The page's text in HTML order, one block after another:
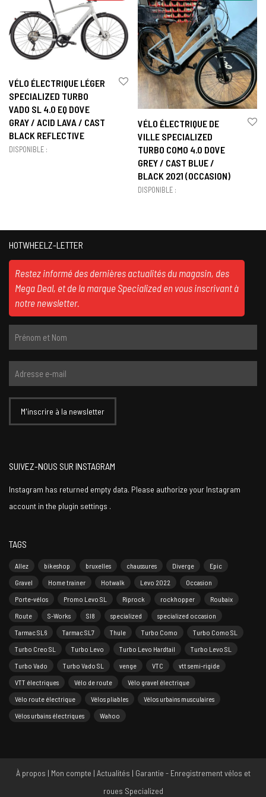
VÉLO ÉLECTRIQUE LÉGER
SPECIALIZED TURBO
VADO SL 4.0 EQ DOVE
GRAY / ACID LAVA / CAST
BLACK REFLECTIVE
DISPONIBLE :
VÉLO ÉLECTRIQUE DE
VILLE SPECIALIZED
TURBO COMO 4.0 DOVE
GREY / CAST BLUE /
BLACK 2021 (OCCASION)
DISPONIBLE :
HOTWHEELZ-LETTER
Restez informé des dernières actualités du magasin, des
Mega Deal, et de la marque Specialized en vous inscrivant à
notre newsletter.
SUIVEZ-NOUS SUR INSTAGRAM
Instagram has returned empty data. Please authorize your Instagram
account in the plugin settings .
TAGS
Allez bikeshop bruxelles chaussures Diverge
Epic
Gravel
Home trainer Hotwalk Levo 2022
Occasion
Porte-vélos
Promo Levo SL Riprock rockhopper
Roubaix
Route
S-Works Sl8 specialized
specialized occasion
Tarmac SL6
Tarmac SL7 Thule Turbo Como
Turbo Como SL
Turbo Creo SL
Turbo Levo Turbo Levo Hardtail
Turbo Levo SL
Turbo Vado
Turbo Vado SL venge VTC
vtt semi-rigide
VTT électriques
Vélo de route
Vélo gravel électrique
Vélo route électrique
Vélos pliables
Vélos urbains musculaires
Vélos urbains électriques
Wahoo
À propos | Mon compte | Actualités | Garantie - Enregistrement vélos et
roues Specialized